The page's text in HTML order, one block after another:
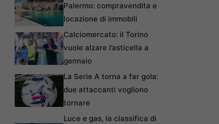
Palermo: compravendita e
locazione di immobili
Calciomercato: il Torino
vuole alzare l’asticella a
gennaio
La Serie A torna a far gola:
due attaccanti vogliono
tornare
Luce e gas, la classifica di